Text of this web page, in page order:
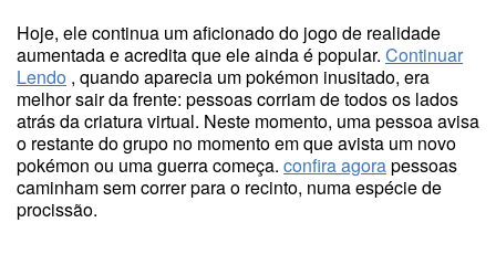
Hoje, ele continua um aficionado do jogo de realidade
aumentada e acredita que ele ainda é popular. Continuar
Lendo , quando aparecia um pokémon inusitado, era
melhor sair da frente: pessoas corriam de todos os lados
atrás da criatura virtual. Neste momento, uma pessoa avisa
o restante do grupo no momento em que avista um novo
pokémon ou uma guerra começa. confira agorapessoas
caminham sem correr para o recinto, numa espécie de
procissão.